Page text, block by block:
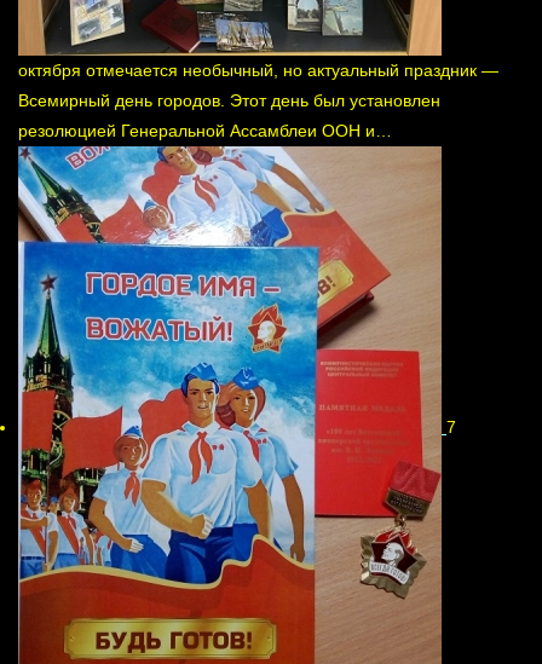
октября отмечается необычный, но актуальный праздник —
Всемирный день городов. Этот день был установлен
резолюцией Генеральной Ассамблеи ООН и…
7